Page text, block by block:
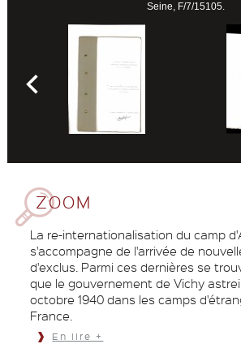
Seine, F/7/15105.
ZOOM
La re-internationalisation du camp
s'accompagne de l'arrivée de
d'exclus. Parmi ces dernières se
que le gouvernement de Vichy
octobre 1940 dans les camps
France.
En lire +